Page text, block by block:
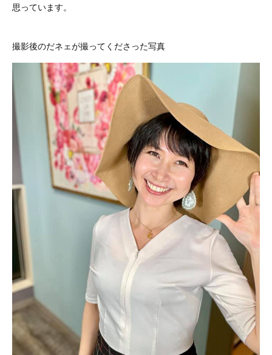
思っています。
撮影後のだネェが撮ってくださった写真